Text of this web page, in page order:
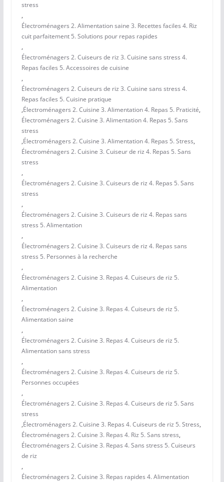
stress
,
Électroménagers 2. Alimentation saine 3. Recettes faciles 4. Riz
cuit parfaitement 5. Solutions pour repas rapides
,
Électroménagers 2. Cuiseurs de riz 3. Cuisine sans stress 4.
Repas faciles 5. Accessoires de cuisine
,
Électroménagers 2. Cuiseurs de riz 3. Cuisine sans stress 4.
Repas faciles 5. Cuisine pratique
,Électroménagers 2. Cuisine 3. Alimentation 4. Repas 5. Praticité,
Électroménagers 2. Cuisine 3. Alimentation 4. Repas 5. Sans
stress
,Électroménagers 2. Cuisine 3. Alimentation 4. Repas 5. Stress,
Électroménagers 2. Cuisine 3. Cuiseur de riz 4. Repas 5. Sans
stress
,
Électroménagers 2. Cuisine 3. Cuiseurs de riz 4. Repas 5. Sans
stress
,
Électroménagers 2. Cuisine 3. Cuiseurs de riz 4. Repas sans
stress 5. Alimentation
,
Électroménagers 2. Cuisine 3. Cuiseurs de riz 4. Repas sans
stress 5. Personnes à la recherche
,
Électroménagers 2. Cuisine 3. Repas 4. Cuiseurs de riz 5.
Alimentation
,
Électroménagers 2. Cuisine 3. Repas 4. Cuiseurs de riz 5.
Alimentation saine
,
Électroménagers 2. Cuisine 3. Repas 4. Cuiseurs de riz 5.
Alimentation sans stress
,
Électroménagers 2. Cuisine 3. Repas 4. Cuiseurs de riz 5.
Personnes occupées
,
Électroménagers 2. Cuisine 3. Repas 4. Cuiseurs de riz 5. Sans
stress
,Électroménagers 2. Cuisine 3. Repas 4. Cuiseurs de riz 5. Stress,
Électroménagers 2. Cuisine 3. Repas 4. Riz 5. Sans stress,
Électroménagers 2. Cuisine 3. Repas 4. Sans stress 5. Cuiseurs
de riz
,
Électroménagers 2. Cuisine 3. Repas rapides 4. Alimentation